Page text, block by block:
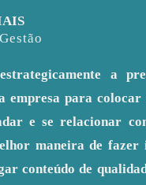
a
empresa para colocar
e se relacionar
maneira de fazer
conteúdo de